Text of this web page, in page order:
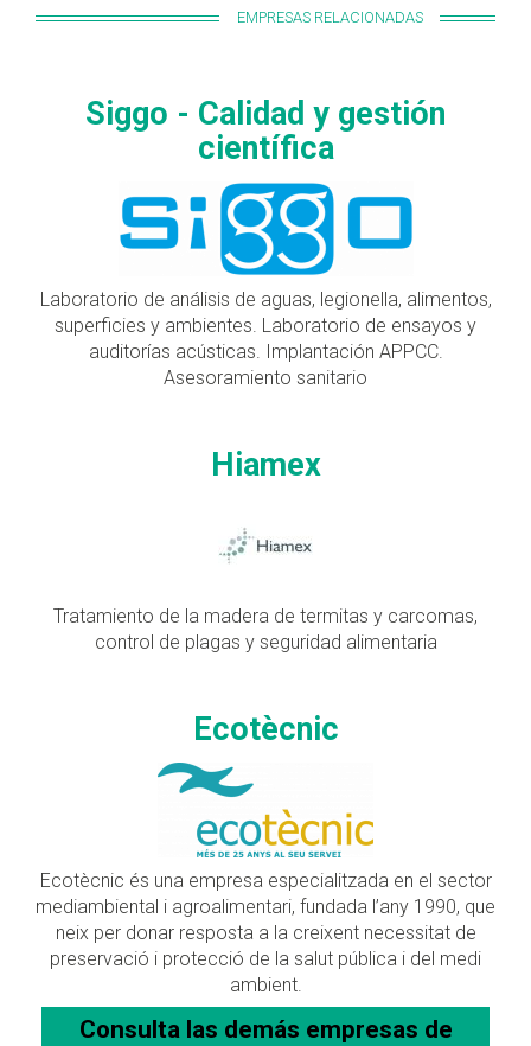
EMPRESAS RELACIONADAS
Siggo - Calidad y gestión
científica
Laboratorio de análisis de aguas, legionella, alimentos,
superficies y ambientes. Laboratorio de ensayos y
auditorías acústicas. Implantación APPCC.
Asesoramiento sanitario
Hiamex
Tratamiento de la madera de termitas y carcomas,
control de plagas y seguridad alimentaria
Ecotècnic
Ecotècnic és una empresa especialitzada en el sector
mediambiental i agroalimentari, fundada l’any 1990, que
neix per donar resposta a la creixent necessitat de
preservació i protecció de la salut pública i del medi
ambient.
Consulta las demás empresas de